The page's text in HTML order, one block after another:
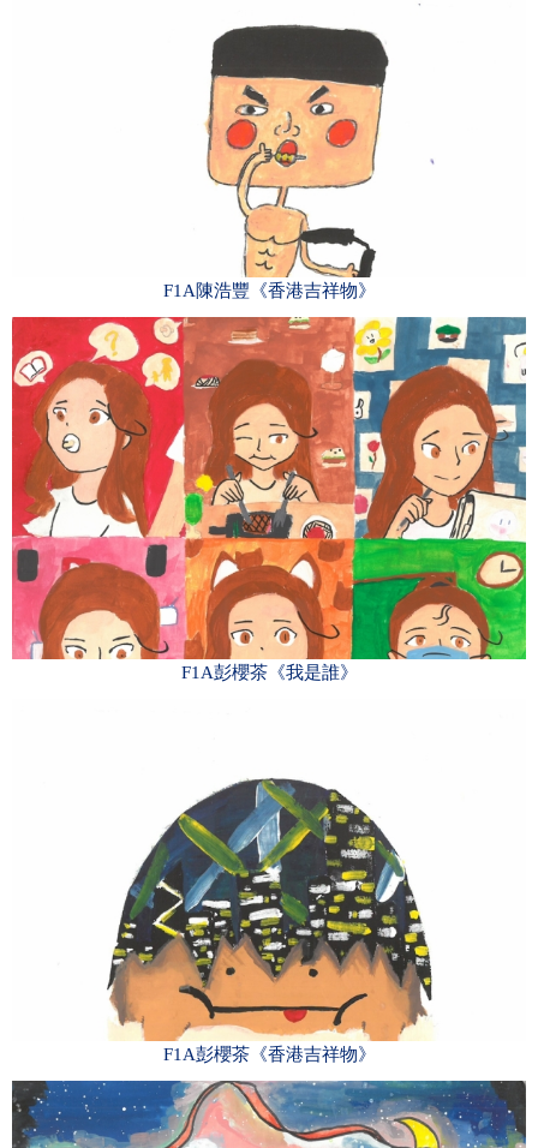
F1A陳浩豐《香港吉祥物》
F1A彭櫻茶《我是誰》
F1A彭櫻茶《香港吉祥物》